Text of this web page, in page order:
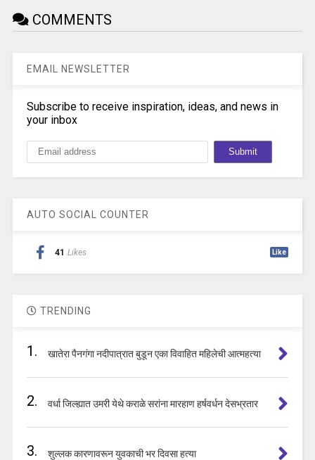
COMMENTS
EMAIL NEWSLETTER
Subscribe to receive inspiration, ideas, and news in
your inbox
AUTO SOCIAL COUNTER
41 Likes Like
TRENDING
1. खातेरा पैनगंगा नदीपात्रात बुडून एका विवाहित महिलेची आत्महत्या
2. वर्धा जिल्ह्यात उमरी येथे कराळे सरांना मारहाण हर्षवर्धन देसभ्रतार
3. शुल्लक कारणावरून युवकाची भर दिवसा हत्या